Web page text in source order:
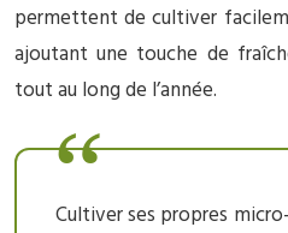
permettent de cultiver
ajoutant une touche de
tout au long de l’année.
Cultiver ses propres